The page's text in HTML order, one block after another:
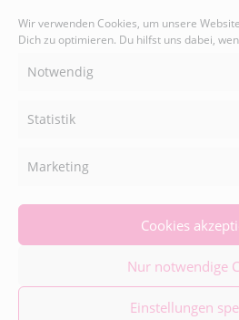
Wir verwenden Cookies, um unsere
Dich zu optimieren. Du hilfst uns dabei,
Notwendig
Statistik
Marketing
Cookies
Nur notwendige
Einstellungen
Senden
 INSTAGRAM
© 2026 Naturally Good ® |
Rights Reserved •